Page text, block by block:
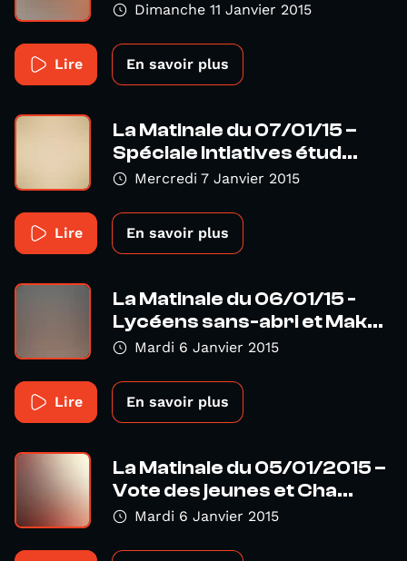
Dimanche 11 Janvier 2015
Lire En savoir plus
La Matinale du 07/01/15 –
Spéciale Intiatives étud...
Mercredi 7 Janvier 2015
Lire En savoir plus
La Matinale du 06/01/15 -
Lycéens sans-abri et Mak...
Mardi 6 Janvier 2015
Lire En savoir plus
La Matinale du 05/01/2015 –
Vote des jeunes et Cha...
Mardi 6 Janvier 2015